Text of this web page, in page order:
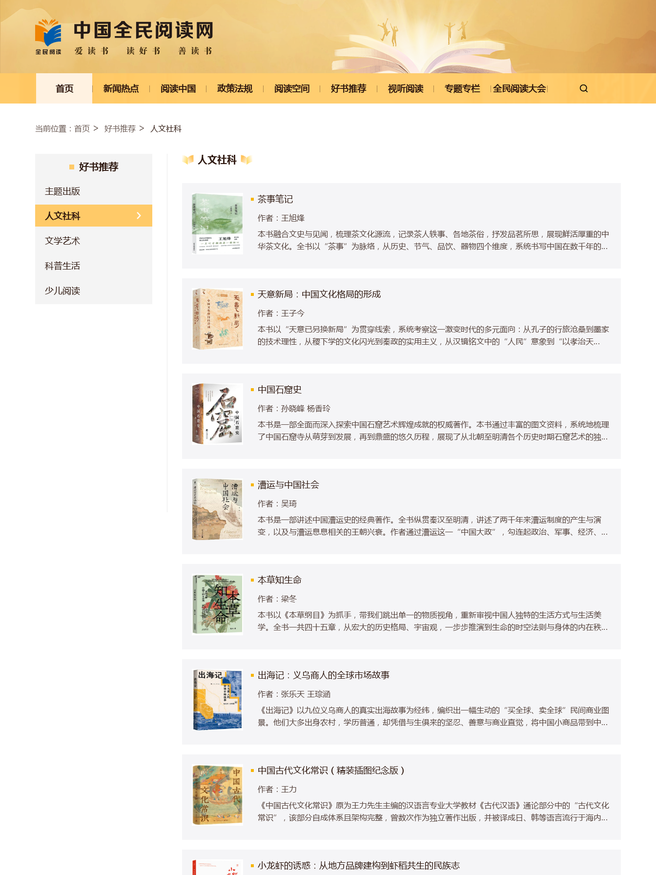
首页 新闻热点 阅读中国 政策法规 阅读空间 好书推荐 视听阅读 专题专栏 全民阅读大会 
当前位置： 首页 好书推荐 人文社科
好书推荐
主题出版
人文社科 
文学艺术
科普生活
少儿阅读
人文社科
茶事笔记
作者：王旭烽
本书融合文史与见闻，梳理茶文化源流，记录茶人轶事、各地茶俗，抒发品茗所思，展现鲜活厚重的中
华茶文化。全书以“茶事”为脉络，从历史、节气、品饮、器物四个维度，系统书写中国在数千年的饮
天意新局：中国文化格局的形成
作者：王子今
本书以“天意已另换新局”为贯穿线索，系统考察这一激变时代的多元面向：从孔子的行旅沧桑到墨家
的技术理性，从稷下学的文化闪光到秦政的实用主义，从汉镜铭文中的“人民”意象到“以孝治天
中国石窟史
作者：孙晓峰 杨香玲
本书是一部全面而深入探索中国石窟艺术辉煌成就的权威著作。本书通过丰富的图文资料，系统地梳理
了中国石窟寺从萌芽到发展，再到鼎盛的悠久历程，展现了从北朝至明清各个历史时期石窟艺术的独特
漕运与中国社会
作者：吴琦
本书是一部讲述中国漕运史的经典著作。全书纵贯秦汉至明清，讲述了两千年来漕运制度的产生与演
变，以及与漕运息息相关的王朝兴衰。作者通过漕运这一“中国大政”，勾连起政治、军事、经济、文
实，呈现了漕运与国计民生的关系，更展现了运河两岸社会的多重面相。
本草知生命
作者：梁冬
本书以《本草纲目》为抓手，带我们跳出单一的物质视角，重新审视中国人独特的生活方式与生活美
学。全书一共四十五章，从宏大的历史格局、宇宙观，一步步推演到生命的时空法则与身体的内在秩
出海记：义乌商人的全球市场故事
作者：张乐天 王琮涵
《出海记》以九位义乌商人的真实出海故事为经纬，编织出一幅生动的“买全球、卖全球”民间商业图
景。他们大多出身农村，学历普通，却凭借与生俱来的坚忍、善意与商业直觉，将中国小商品带到中
慧融入他乡，以利益分享的理念建立共赢的商业生态。他们正在以平等尊重、开放融通践行着人类命运
中国古代文化常识（精装插图纪念版）
作者：王力
《中国古代文化常识》原为王力先生主编的汉语言专业大学教材《古代汉语》通论部分中的“古代文化
常识”，该部分自成体系且架构完整，曾数次作为独立著作出版，并被译成日、韩等语言流行于海内
小龙虾的诱惑：从地方品牌建构到虾稻共生的民族志